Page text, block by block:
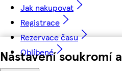
Nastavení soukromí
Jak nakupovat
Registrace
Rezervace času
Oblíbené